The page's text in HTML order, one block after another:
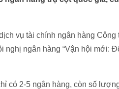
vụ tài chính ngân hàng Công
nghị ngân hàng “Vận hội mới:
có 2-5 ngân hàng, còn số